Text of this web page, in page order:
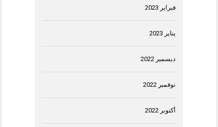
فبراير 2023
يناير 2023
ديسمبر 2022
نوفمبر 2022
أكتوبر 2022